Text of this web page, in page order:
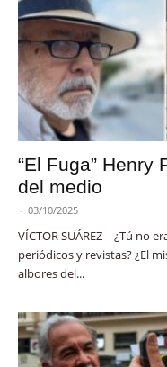
“El Fuga” Henry
del medio
- 03/10/2025
VÍCTOR SUÁREZ - ¿Tú no
periódicos y revistas? ¿El
albores del...